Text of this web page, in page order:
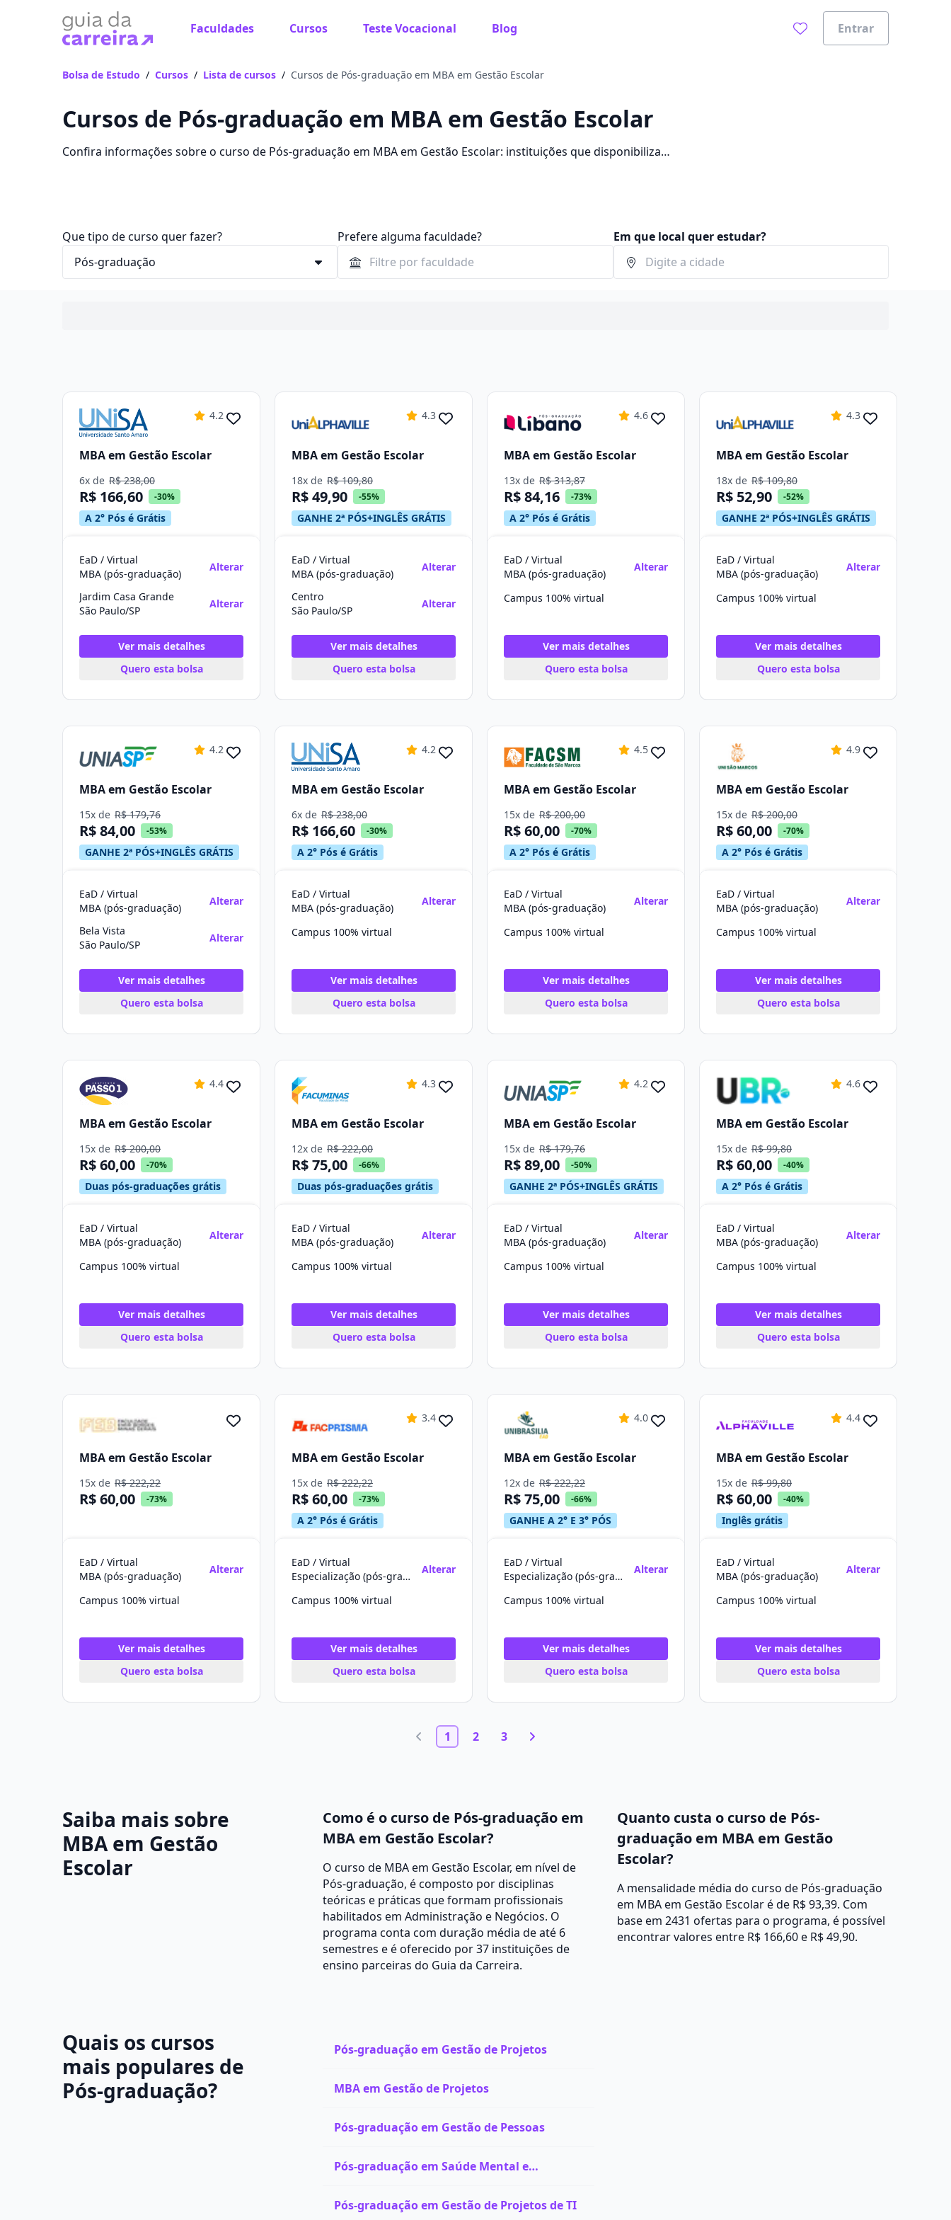
Faculdades Cursos Teste Vocacional Blog Entrar
Bolsa de Estudo / Cursos / Lista de cursos / Cursos de Pós-graduação em MBA em Gestão Escolar
Cursos de Pós-graduação em MBA em Gestão Escolar
Confira informações sobre o curso de Pós-graduação em MBA em Gestão Escolar: instituições que disponibilizam
Que tipo de curso quer fazer? Prefere alguma faculdade? Em que local quer estudar?
4.2
MBA em Gestão Escolar
6x de R$ 238,00
R$ 166,60 -30%
A 2° Pós é Grátis
EaD / Virtual
MBA (pós-graduação)
Alterar
Jardim Casa Grande
São Paulo/SP
Alterar
Ver mais detalhes
Quero esta bolsa
4.3
MBA em Gestão Escolar
18x de R$ 109,80
R$ 49,90 -55%
GANHE 2ª PÓS+INGLÊS GRÁTIS
EaD / Virtual
MBA (pós-graduação)
Alterar
Centro
São Paulo/SP
Alterar
Ver mais detalhes
Quero esta bolsa
4.6
MBA em Gestão Escolar
13x de R$ 313,87
R$ 84,16 -73%
A 2° Pós é Grátis
EaD / Virtual
MBA (pós-graduação)
Alterar
Campus 100% virtual
Ver mais detalhes
Quero esta bolsa
4.3
MBA em Gestão Escolar
18x de R$ 109,80
R$ 52,90 -52%
GANHE 2ª PÓS+INGLÊS GRÁTIS
EaD / Virtual
MBA (pós-graduação)
Alterar
Campus 100% virtual
Ver mais detalhes
Quero esta bolsa
4.2
MBA em Gestão Escolar
15x de R$ 179,76
R$ 84,00 -53%
GANHE 2ª PÓS+INGLÊS GRÁTIS
EaD / Virtual
MBA (pós-graduação)
Alterar
Bela Vista
São Paulo/SP
Alterar
Ver mais detalhes
Quero esta bolsa
4.2
MBA em Gestão Escolar
6x de R$ 238,00
R$ 166,60 -30%
A 2° Pós é Grátis
EaD / Virtual
MBA (pós-graduação)
Alterar
Campus 100% virtual
Ver mais detalhes
Quero esta bolsa
4.5
MBA em Gestão Escolar
15x de R$ 200,00
R$ 60,00 -70%
A 2° Pós é Grátis
EaD / Virtual
MBA (pós-graduação)
Alterar
Campus 100% virtual
Ver mais detalhes
Quero esta bolsa
4.9
MBA em Gestão Escolar
15x de R$ 200,00
R$ 60,00 -70%
A 2° Pós é Grátis
EaD / Virtual
MBA (pós-graduação)
Alterar
Campus 100% virtual
Ver mais detalhes
Quero esta bolsa
4.4
MBA em Gestão Escolar
15x de R$ 200,00
R$ 60,00 -70%
Duas pós-graduações grátis
EaD / Virtual
MBA (pós-graduação)
Alterar
Campus 100% virtual
Ver mais detalhes
Quero esta bolsa
4.3
MBA em Gestão Escolar
12x de R$ 222,00
R$ 75,00 -66%
Duas pós-graduações grátis
EaD / Virtual
MBA (pós-graduação)
Alterar
Campus 100% virtual
Ver mais detalhes
Quero esta bolsa
4.2
MBA em Gestão Escolar
15x de R$ 179,76
R$ 89,00 -50%
GANHE 2ª PÓS+INGLÊS GRÁTIS
EaD / Virtual
MBA (pós-graduação)
Alterar
Campus 100% virtual
Ver mais detalhes
Quero esta bolsa
4.6
MBA em Gestão Escolar
15x de R$ 99,80
R$ 60,00 -40%
A 2° Pós é Grátis
EaD / Virtual
MBA (pós-graduação)
Alterar
Campus 100% virtual
Ver mais detalhes
Quero esta bolsa
MBA em Gestão Escolar
15x de R$ 222,22
R$ 60,00 -73%
EaD / Virtual
MBA (pós-graduação)
Alterar
Campus 100% virtual
Ver mais detalhes
Quero esta bolsa
3.4
MBA em Gestão Escolar
15x de R$ 222,22
R$ 60,00 -73%
A 2° Pós é Grátis
EaD / Virtual
Especialização (pós-graduação)
Alterar
Campus 100% virtual
Ver mais detalhes
Quero esta bolsa
4.0
MBA em Gestão Escolar
12x de R$ 222,22
R$ 75,00 -66%
GANHE A 2° E 3° PÓS
EaD / Virtual
Especialização (pós-graduação)
Alterar
Campus 100% virtual
Ver mais detalhes
Quero esta bolsa
4.4
MBA em Gestão Escolar
15x de R$ 99,80
R$ 60,00 -40%
Inglês grátis
EaD / Virtual
MBA (pós-graduação)
Alterar
Campus 100% virtual
Ver mais detalhes
Quero esta bolsa
1 2 3
Saiba mais sobre
MBA em Gestão
Escolar
Como é o curso de Pós-graduação em
MBA em Gestão Escolar?
O curso de MBA em Gestão Escolar, em nível de
Pós-graduação, é composto por disciplinas
teóricas e práticas que formam profissionais
habilitados em Administração e Negócios. O
programa conta com duração média de até 6
semestres e é oferecido por 37 instituições de
ensino parceiras do Guia da Carreira.
Quanto custa o curso de Pós-
graduação em MBA em Gestão
Escolar?
A mensalidade média do curso de Pós-graduação
em MBA em Gestão Escolar é de R$ 93,39. Com
base em 2431 ofertas para o programa, é possível
encontrar valores entre R$ 166,60 e R$ 49,90.
Quais os cursos
mais populares de
Pós-graduação?
Pós-graduação em Gestão de Projetos
MBA em Gestão de Projetos
Pós-graduação em Gestão de Pessoas
Pós-graduação em Saúde Mental e
Pós-graduação em Gestão de Projetos de TI